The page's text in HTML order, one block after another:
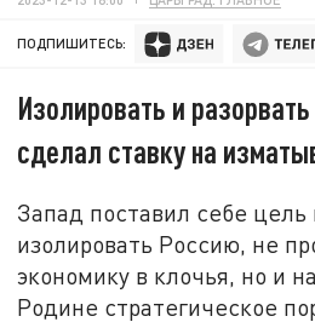
ПОДПИШИТЕСЬ:
Изолировать и
сделал ставку на
Запад поставил себе цель
изолировать Россию, не
экономику в клочья, но и
Родине стратегическое